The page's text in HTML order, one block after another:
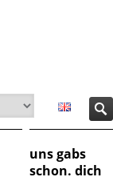
uns gabs
schon. dich